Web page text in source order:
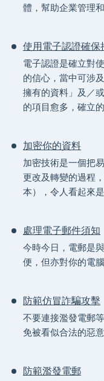
體，幫助企業管理
使用電子認證確保
電子認證是確立對
的信心，當中可涉
擁有的資料」及／
的項目愈多，確立
加密你的資料
加密技術是一個把
更改及轉變的過程
本），令人看起來
處理電子郵件須知
今時今日，電郵是
便，但亦對你的電
防範仿冒詐騙攻擊
不要連接濫發電郵
免被看似合法的惡
防範濫發電郵